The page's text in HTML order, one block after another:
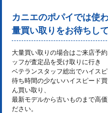
カニエのポパイでは使
量買い取りをお待ちし
大量買い取りの場合はご来店予
ッフが査定品を受け取りに行き
ベテランスタッフ総出でハイス
待ち時間の少ないハイスピード
ん買い取り、
最新モデルから古いものまで高
ださい。